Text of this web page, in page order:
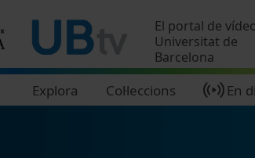
El portal de
Universitat de
Barcelona
Explora Col·leccions En